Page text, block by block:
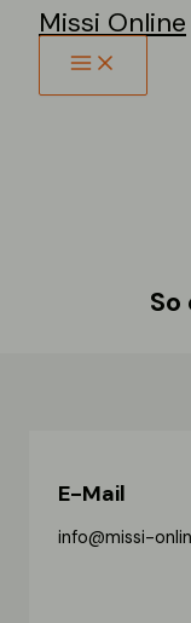
Zum
springen
Missi Online
MAIN
E-Mail
info@missi-